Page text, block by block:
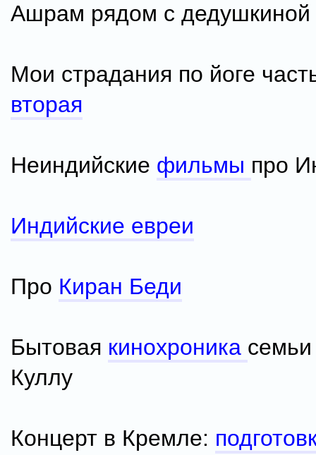
Ашрам рядом с дедушкиной
Мои страдания по йоге
вторая
Неиндийские фильмы про
Индийские евреи
Про Киран Беди
Бытовая кинохроника
Куллу
Концерт в Кремле: